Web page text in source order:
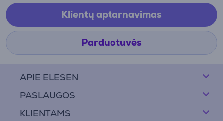
APIE ELESEN
PASLAUGOS
KLIENTAMS
Klientų aptarnavimas
Parduotuvės